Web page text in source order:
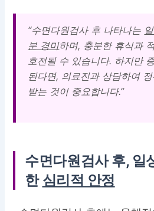
“수면다원검사 후 나타나는
분 경미하며, 충분한 휴식과
호전될 수 있습니다. 하지만
된다면, 의료진과 상담하여
받는 것이 중요합니다.”
수면다원검사 후, 일
한 심리적 안정